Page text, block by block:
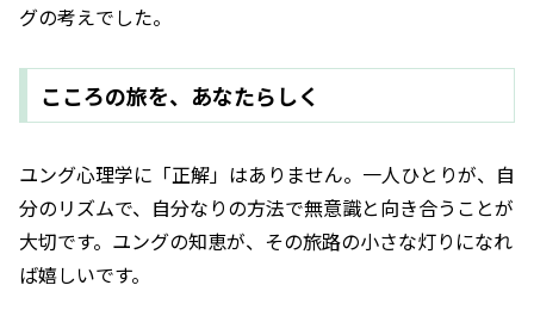
グの考えでした。
こころの旅を、あなたらしく
ユング心理学に「正解」はありません。一人ひとりが、自
分のリズムで、自分なりの方法で無意識と向き合うことが
大切です。ユングの知恵が、その旅路の小さな灯りになれ
ば嬉しいです。